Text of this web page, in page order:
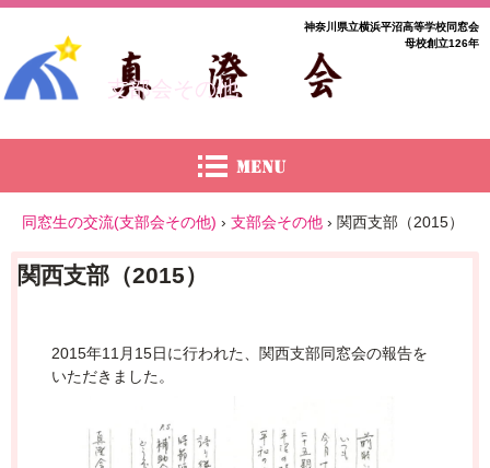
支部会その他
神奈川県立横浜平沼高等学校同窓会
母校創立126年
同窓生の交流(支部会その他) › 支部会その他 › 関西支部（2015）
関西支部（2015）
2015年11月15日に行われた、関西支部同窓会の報告を
いただきました。